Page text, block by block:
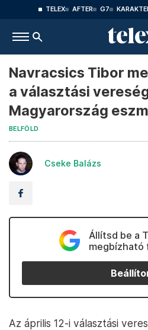
TELEX AFTER G7
Navracsics Tibor
a választási
Magyarország
BELFÖLD
Cseke Balázs
Állítsd be a
megbízható
Az április 12-i választási